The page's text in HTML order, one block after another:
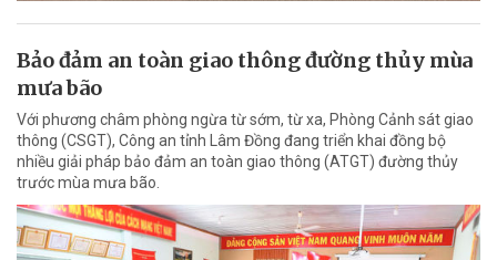
Bảo đảm an toàn giao thông đường thủy mùa
mưa bão
Với phương châm phòng ngừa từ sớm, từ xa, Phòng Cảnh sát giao
thông (CSGT), Công an tỉnh Lâm Đồng đang triển khai đồng bộ
nhiều giải pháp bảo đảm an toàn giao thông (ATGT) đường thủy
trước mùa mưa bão.